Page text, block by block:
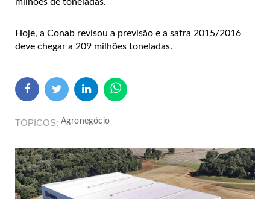
Hoje, a Conab revisou a previsão e a safra 2015/2016
deve chegar a 209 milhões toneladas.
TÓPICOS Agronegócio